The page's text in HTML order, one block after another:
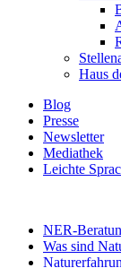
Haus
Blog
Presse
Newsletter
Mediathek
Leichte
NER-
Was sind